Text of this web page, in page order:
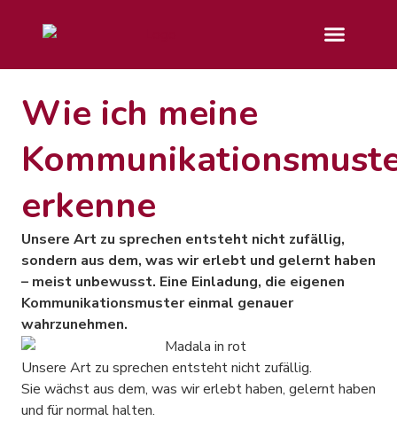
Wie ich meine
erkenne
Unsere Art zu sprechen entsteht nicht zufällig,
sondern aus dem, was wir erlebt und gelernt haben
– meist unbewusst. Eine Einladung, die eigenen
Kommunikationsmuster einmal genauer
wahrzunehmen.
Unsere Art zu sprechen entsteht nicht zufällig.
Sie wächst aus dem, was wir erlebt haben, gelernt haben
und für normal halten.